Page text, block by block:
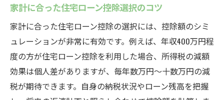
家計に合った住宅ローン控除選択のコツ
家計に合った住宅ローン控除の選択には、控除額のシミ
ュレーションが非常に有効です。例えば、年収400万円程
度の方が住宅ローン控除を利用した場合、所得税の減額
効果は個人差がありますが、毎年数万円〜十数万円の減
税が期待できます。自身の納税状況やローン残高を把握